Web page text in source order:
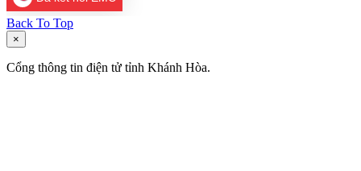
Back To Top
×
Cổng thông tin điện tử tỉnh Khánh Hòa.